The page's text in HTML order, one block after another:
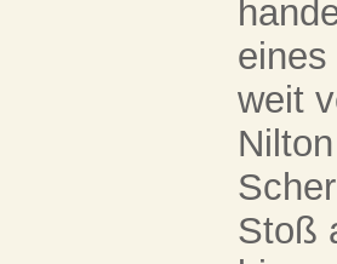
weit
Stoß